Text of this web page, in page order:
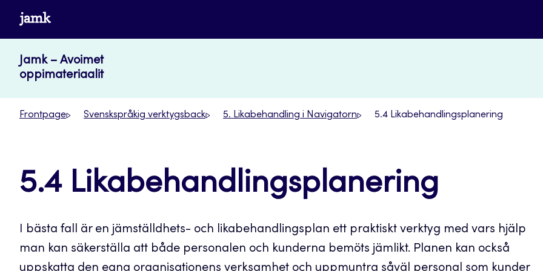
Skip
content
www.jamk.fi
Jamk – Avoimet
oppimateriaalit
Frontpage Svenskspråkig verktygsback 5. Likabehandling i Navigatorn 5.4 Likabehandlingsplanering
5.4 Likabehandlingsplanering
I bästa fall är en jämställdhets- och likabehandlingsplan ett praktiskt verktyg med vars hjälp
man kan säkerställa att både personalen och kunderna bemöts jämlikt. Planen kan också
uppskatta den egna organisationens verksamhet och uppmuntra såväl personal som kunder